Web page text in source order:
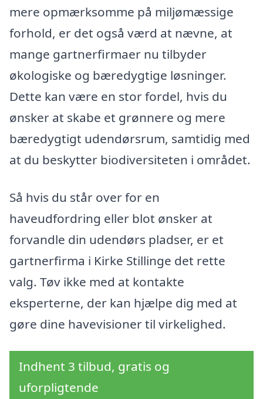
mere opmærksomme på miljømæssige
forhold, er det også værd at nævne, at
mange gartnerfirmaer nu tilbyder
økologiske og bæredygtige løsninger.
Dette kan være en stor fordel, hvis du
ønsker at skabe et grønnere og mere
bæredygtigt udendørsrum, samtidig med
at du beskytter biodiversiteten i området.
Så hvis du står over for en
haveudfordring eller blot ønsker at
forvandle din udendørs pladser, er et
gartnerfirma i Kirke Stillinge det rette
valg. Tøv ikke med at kontakte
eksperterne, der kan hjælpe dig med at
gøre dine havevisioner til virkelighed.
Indhent 3 tilbud, gratis og
uforpligtende